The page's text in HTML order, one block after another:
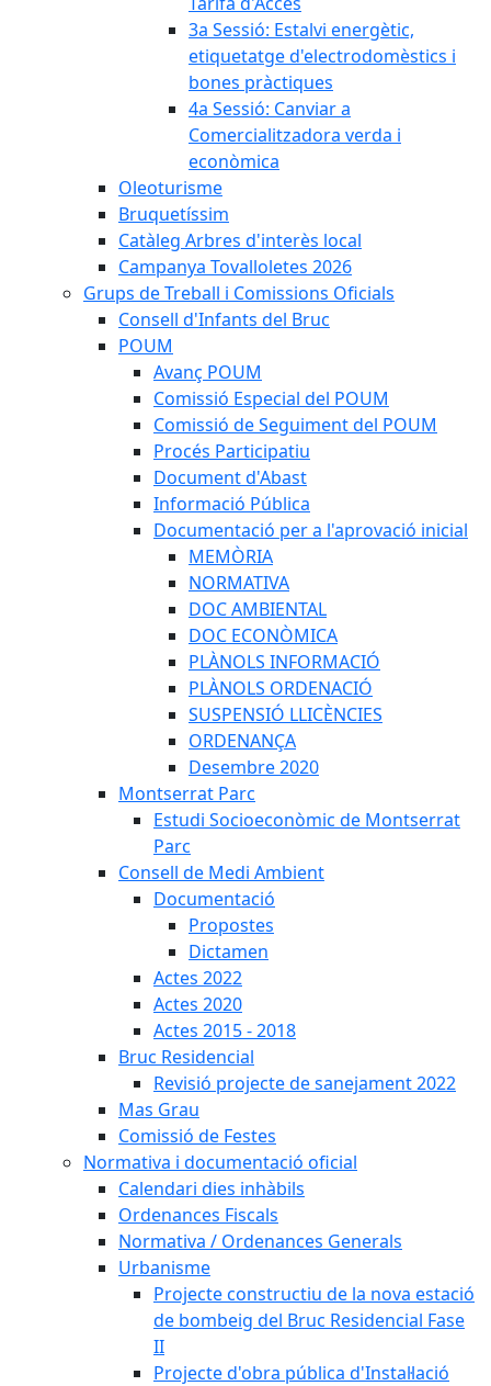
3a Sessió: Estalvi energètic,
etiquetatge d'electrodomèstics i
bones pràctiques
4a Sessió: Canviar a
Comercialitzadora verda i
econòmica
Oleoturisme
Bruquetíssim
Catàleg Arbres d'interès local
Campanya Tovalloletes 2026
Grups de Treball i Comissions Oficials
Consell d'Infants del Bruc
POUM
Avanç POUM
Comissió Especial del POUM
Comissió de Seguiment del POUM
Procés Participatiu
Document d'Abast
Informació Pública
Documentació per a l'aprovació inicial
MEMÒRIA
NORMATIVA
DOC AMBIENTAL
DOC ECONÒMICA
PLÀNOLS INFORMACIÓ
PLÀNOLS ORDENACIÓ
SUSPENSIÓ LLICÈNCIES
ORDENANÇA
Desembre 2020
Montserrat Parc
Estudi Socioeconòmic de Montserrat
Parc
Consell de Medi Ambient
Documentació
Propostes
Dictamen
Actes 2022
Actes 2020
Actes 2015 - 2018
Bruc Residencial
Revisió projecte de sanejament 2022
Mas Grau
Comissió de Festes
Normativa i documentació oficial
Calendari dies inhàbils
Ordenances Fiscals
Normativa / Ordenances Generals
Urbanisme
Projecte constructiu de la nova estació
de bombeig del Bruc Residencial Fase
II
Projecte d'obra pública d'Instal·lació